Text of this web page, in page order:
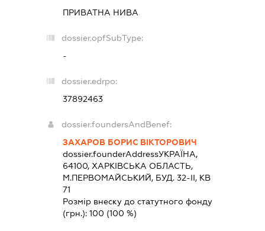
ПРИВАТНА НИВА
dossier.opfSubType:
-
dossier.edrpo:
37892463
dossier.foundersAndBenef:
ЗАХАРОВ БОРИС ВІКТОРОВИЧ
dossier.founderAddressУКРАЇНА,
64100, ХАРКIВСЬКА ОБЛАСТЬ,
М.ПЕРВОМАЙСЬКИЙ, БУД. 32-ІІ, КВ
71
Розмір внеску до статутного фонду
(грн.):100 (100 %)